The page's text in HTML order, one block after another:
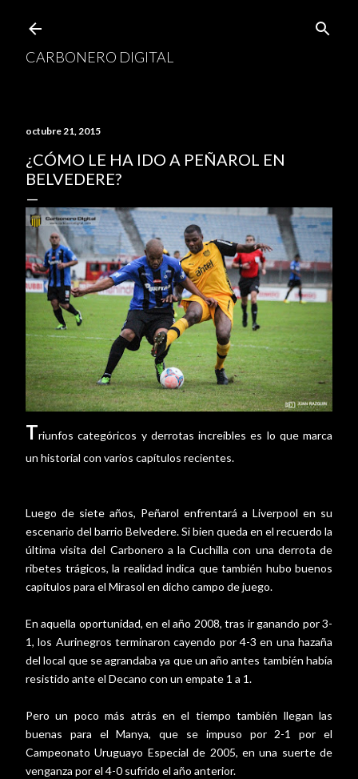
CARBONERO DIGITAL
octubre 21, 2015
¿CÓMO LE HA IDO A PEÑAROL EN
BELVEDERE?
Triunfos categóricos y derrotas increíbles es lo que marca
un historial con varios capítulos recientes.
Luego de siete años, Peñarol enfrentará a Liverpool en su
escenario del barrio Belvedere. Si bien queda en el recuerdo la
última visita del Carbonero a la Cuchilla con una derrota de
ribetes trágicos, la realidad indica que también hubo buenos
capítulos para el Mirasol en dicho campo de juego.
En aquella oportunidad, en el año 2008, tras ir ganando por 3-
1, los Aurinegros terminaron cayendo por 4-3 en una hazaña
del local que se agrandaba ya que un año antes también había
resistido ante el Decano con un empate 1 a 1.
Pero un poco más atrás en el tiempo también llegan las
buenas para el Manya, que se impuso por 2-1 por el
Campeonato Uruguayo Especial de 2005, en una suerte de
venganza por el 4-0 sufrido el año anterior.